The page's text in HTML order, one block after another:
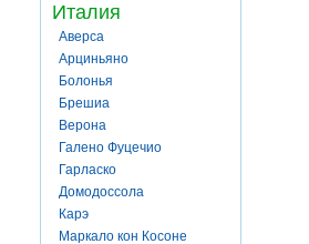
Италия
Аверса
Арциньяно
Болонья
Брешиа
Верона
Галено Фуцечио
Гарласко
Домодоссола
Карэ
Маркало кон Косоне